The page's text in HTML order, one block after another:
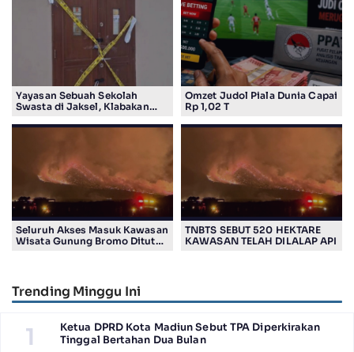
Yayasan Sebuah Sekolah
Swasta di Jaksel, Klabakan
Omzet Judol Piala Dunia Capai
Rp 1,02 T
Seluruh Akses Masuk Kawasan
Wisata Gunung Bromo Ditutup
TNBTS SEBUT 520 HEKTARE
KAWASAN TELAH DILALAP API
Trending Minggu Ini
1
Ketua DPRD Kota Madiun Sebut TPA Diperkirakan
Tinggal Bertahan Dua Bulan